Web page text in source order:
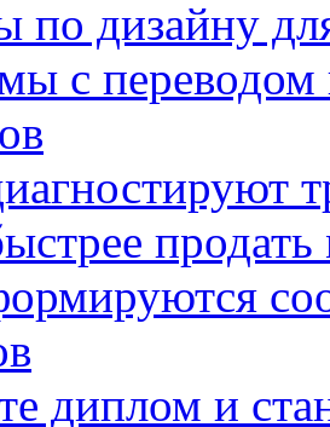
по дизайну
с переводом
диплом и